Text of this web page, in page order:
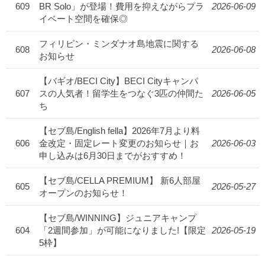
609
BR Solo」が登場！費用を抑えながらプラ
イベート空間を確保◎
2026-06-09
608
フィリピン・ミンダナオ島地震に関する
お知らせ
2026-06-08
607
【バギオ/BECI City】BECI Cityキャンパ
スの人気者！留学生をつなぐ3匹の仲間た
ち
2026-06-05
606
【セブ島/English fella】2026年7月より料
金改定・固定レート変更のお知らせ｜お
申し込みは6月30日までがおすすめ！
2026-06-03
605
【セブ島/CELLA PREMIUM】 新6人部屋
オープンのお知らせ！
2026-05-27
604
【セブ島/WINNING】ジュニアキャンプ
「2週間参加」が可能になりました!【限定
5枠】
2026-05-19